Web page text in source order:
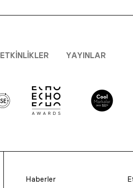
ETKINLIKLER YAYINLAR
Haberler